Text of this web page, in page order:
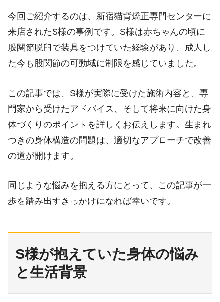
今回ご紹介するのは、新宿猫背矯正専門センターに
来店されたS様の事例です。S様は赤ちゃんの頃に
股関節脱臼で装具をつけていた経験があり、成人し
た今も股関節の可動域に制限を感じていました。
この記事では、S様が実際に受けた施術内容と、専
門家から受けたアドバイス、そして将来に向けた身
体づくりのポイントを詳しくお伝えします。生まれ
つきの身体構造の問題は、適切なアプローチで改善
の道が開けます。
同じような悩みを抱える方にとって、この記事が一
歩を踏み出すきっかけになれば幸いです。
S様が抱えていた身体の悩み
と生活背景